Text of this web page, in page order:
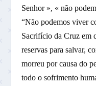
Senhor », « não
“Não podemos viver
Sacrifício da Cruz em
reservas para salvar,
morreu por causa do
todo o sofrimento